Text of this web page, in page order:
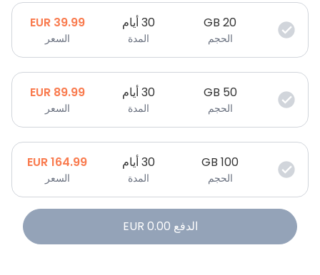
20
GB
الحجم
30 أيام
المدة
39.99
EUR
السعر
50
GB
الحجم
30 أيام
المدة
89.99
EUR
السعر
100
GB
الحجم
30 أيام
المدة
164.99
EUR
السعر
الدفع 0.00
EUR